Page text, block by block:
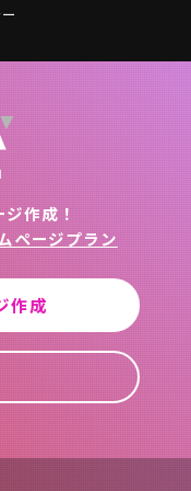
作成！
ページプラン
作成